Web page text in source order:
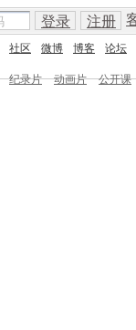
登录 注册
社区 微博 博客 论坛
纪录片 动画片 公开课